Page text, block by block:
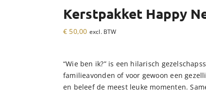
Kerstpakket Happy
€ 50,00 excl. BTW
“Wie ben ik?” is een hilarisch
familieavonden of voor gewoon een
en beleef de meest leuke momenten.